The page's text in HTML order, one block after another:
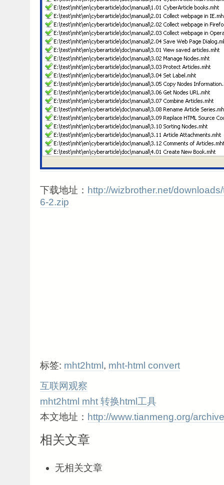
下载地址： http://wizbrother.net/
6-2.zip
标签: mht2html , mht-html convert
互联网观察
mht2html mht 转换html工具
本文地址： http://www.tianmeng.org/
相关文章
无相关文章